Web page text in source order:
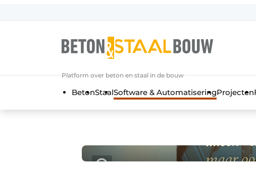
Algemene voorwaarden
Beton & Staalbouw | Ontdek hét vakblad
Evenement aanmelden
Platform over beton en staal in de bouw
BetonStaalSoftware & AutomatiseringProjecten